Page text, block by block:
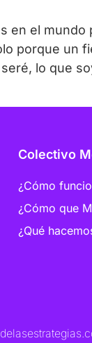
en el mundo
porque un
lo que
Colectivo
¿Cómo
¿Cómo que
¿Qué